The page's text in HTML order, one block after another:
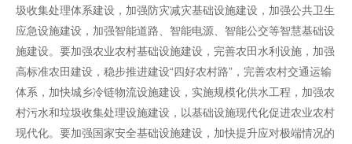
圾收集处理体系建设，加强防灾减灾基础设施建设，加强公共卫生
应急设施建设，加强智能道路、智能电源、智能公交等智慧基础设
施建设。要加强农业农村基础设施建设，完善农田水利设施，加强
高标准农田建设，稳步推进建设“四好农村路”，完善农村交通运输
体系，加快城乡冷链物流设施建设，实施规模化供水工程，加强农
村污水和垃圾收集处理设施建设，以基础设施现代化促进农业农村
现代化。要加强国家安全基础设施建设，加快提升应对极端情况的